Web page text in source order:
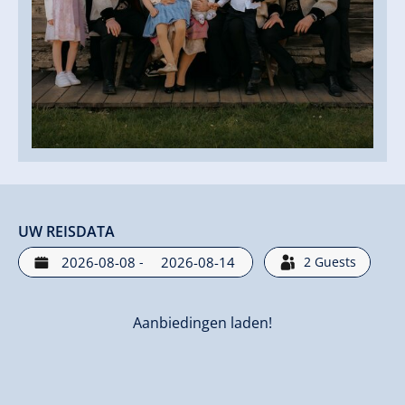
UW REISDATA
- 2 Guests
Aanbiedingen laden!